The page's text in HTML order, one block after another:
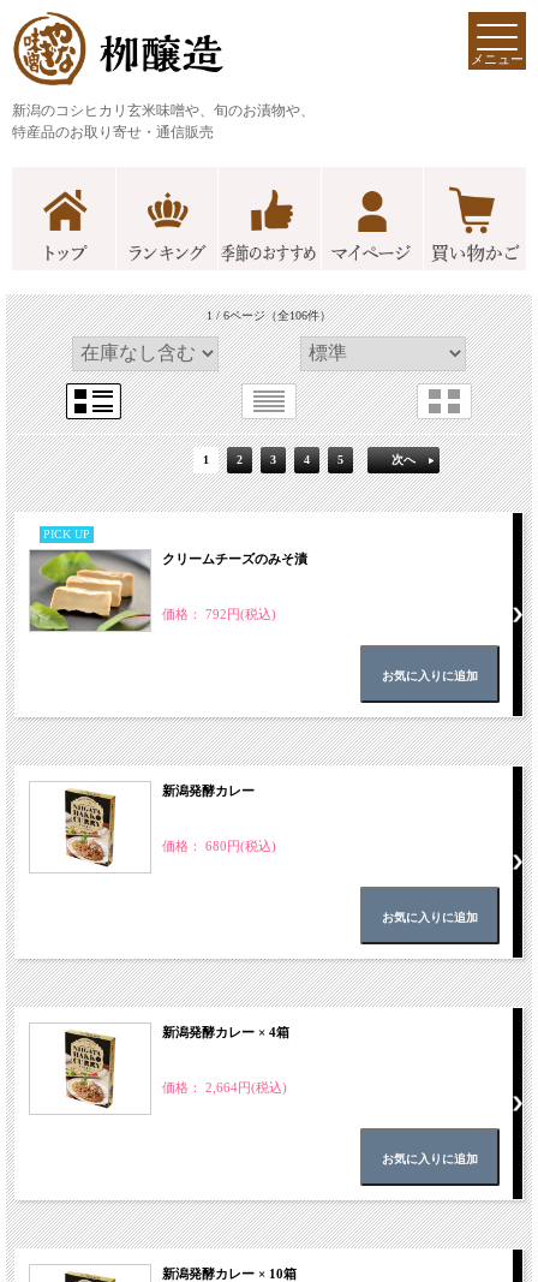
新潟のコシヒカリ玄米味噌や、旬のお漬物や、
特産品のお取り寄せ・通信販売
メニュー
1 / 6ページ（全106件）
1 2 3 4 5 次へ
PICK UP
クリームチーズのみそ漬
価格： 792円(税込)
新潟発酵カレー
価格： 680円(税込)
新潟発酵カレー × 4箱
価格： 2,664円(税込)
新潟発酵カレー × 10箱